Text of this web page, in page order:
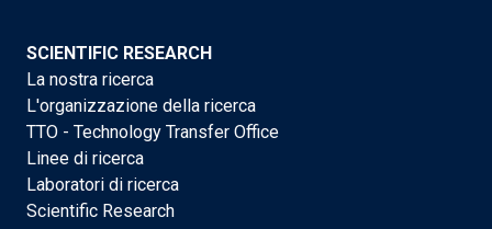
SCIENTIFIC RESEARCH
La nostra ricerca
L'organizzazione della ricerca
TTO - Technology Transfer Office
Linee di ricerca
Laboratori di ricerca
Scientific Research